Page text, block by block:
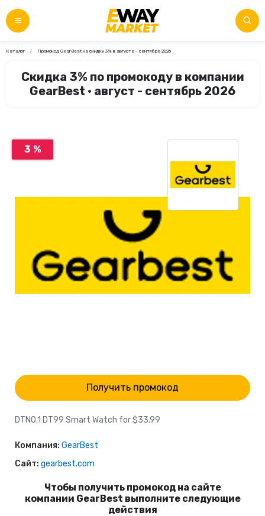
Каталог Промокод GearBest на скидку 3% в августе - сентябре 2026
Скидка 3% по промокоду в компании
GearBest • август - сентябрь 2026
3 %
Получить промокод
DTNO.1 DT99 Smart Watch for $33.99
Компания: GearBest
Сайт: gearbest.com
Чтобы получить промокод на сайте
компании GearBest выполните следующие
действия